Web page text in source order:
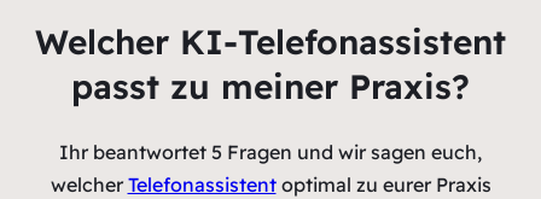
Welcher KI-Telefonassistent
passt zu meiner Praxis?
Ihr beantwortet 5 Fragen und wir sagen euch,
welcher Telefonassistentoptimal zu eurer Praxis